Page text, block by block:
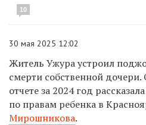
10
30 мая 2025 12:02
Житель Ужура устроил
смерти собственной
отчете за 2024 год
по правам ребенка в
Мирошникова.